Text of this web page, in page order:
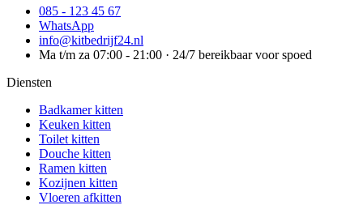
085 - 123 45 67
WhatsApp
info@kitbedrijf24.nl
Ma t/m za 07:00 - 21:00 · 24/7 bereikbaar voor spoed
Diensten
Badkamer kitten
Keuken kitten
Toilet kitten
Douche kitten
Ramen kitten
Kozijnen kitten
Vloeren afkitten